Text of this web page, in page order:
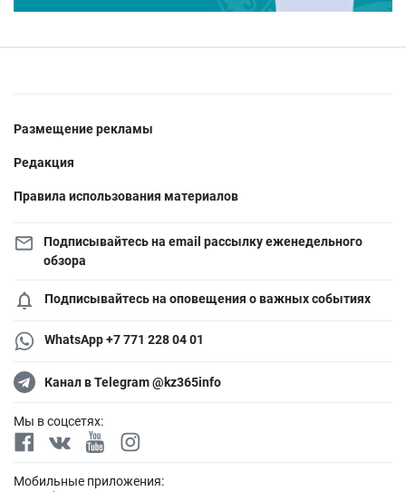
Размещение рекламы
Редакция
Правила использования материалов
Подписывайтесь на email рассылку еженедельного
обзора
Подписывайтесь на оповещения о важных событиях
WhatsApp +7 771 228 04 01
Канал в Telegram @kz365info
Мы в соцсетях:
Мобильные приложения: